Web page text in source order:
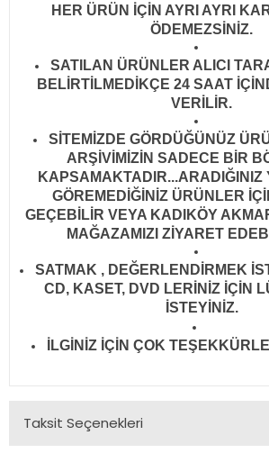
HER ÜRÜN İÇİN AYRI AYRI
ÖDEMEZSİNİZ.
SATILAN ÜRÜNLER ALICI
BELİRTİLMEDİKÇE 24 SAAT
VERİLİR.
SİTEMİZDE GÖRDÜĞÜNÜZ
ARŞİVİMİZİN SADECE BİR
KAPSAMAKTADIR...ARADIĞINIZ
GÖREMEDİĞİNİZ ÜRÜNLER
GEÇEBİLİR VEYA KADIKÖY
MAĞAZAMIZI ZİYARET
SATMAK , DEĞERLENDİRMEK
CD, KASET, DVD LERİNİZ İÇİN
İSTEYİNİZ.
İLGİNİZ İÇİN ÇOK
Taksit Seçenekleri